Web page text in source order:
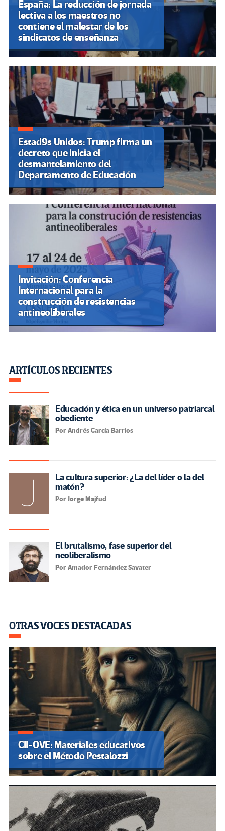
España: La reducción de jornada
lectiva a los maestros no
contiene el malestar de los
sindicatos de enseñanza
Estad9s Unidos: Trump firma un
decreto que inicia el
desmantelamiento del
Departamento de Educación
Invitación: Conferencia
Internacional para la
construcción de resistencias
antineoliberales
ARTÍCULOS RECIENTES
Educación y ética en un universo patriarcal
obediente
Por Andrés García Barrios
La cultura superior: ¿La del líder o la del
matón?
Por Jorge Majfud
El brutalismo, fase superior del
neoliberalismo
Por Amador Fernández Savater
OTRAS VOCES DESTACADAS
CII-OVE: Materiales educativos
sobre el Método Pestalozzi